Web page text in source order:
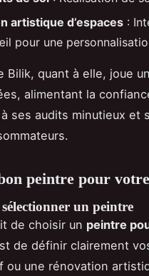
artistique d’espaces :
pour une
Bilik, quant à elle, joue
alimentant la
ses audits minutieux
peintre pour
un peintre
de choisir un peintre
de définir clairement
ou une rénovation